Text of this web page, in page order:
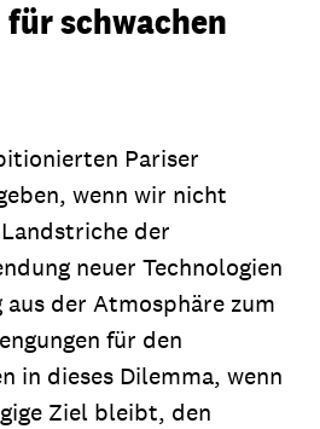
schwachen
Pariser
wenn wir nicht
der
neuer Technologien
der Atmosphäre zum
für den
in dieses Dilemma, wenn
Ziel bleibt, den